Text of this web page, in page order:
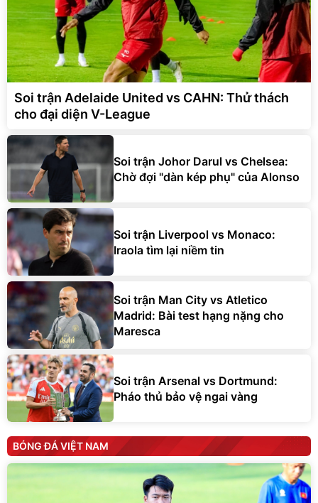
Soi trận Adelaide United vs CAHN: Thử thách
cho đại diện V-League
Soi trận Johor Darul vs Chelsea:
Chờ đợi "dàn kép phụ" của Alonso
Soi trận Liverpool vs Monaco:
Iraola tìm lại niềm tin
Soi trận Man City vs Atletico
Madrid: Bài test hạng nặng cho
Maresca
Soi trận Arsenal vs Dortmund:
Pháo thủ bảo vệ ngai vàng
BÓNG ĐÁ VIỆT NAM